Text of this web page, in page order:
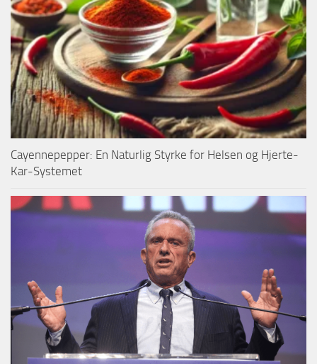
Cayennepepper: En Naturlig Styrke for Helsen og Hjerte-
Kar-Systemet